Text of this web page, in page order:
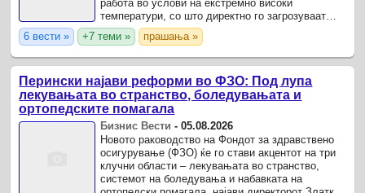
работа во услови на екстремно високи
температури, со што директно го загрозуваат
здравјето на вработените.
6 вести » +7 теми » прашања »
Перински најави реформи во ФЗО: Под лупа
лекувањата во странство, боледувањата и
ортопедските помагала
Бизнис Вести -05.08.2026
Новото раководство на Фондот за здравствено
осигурување (ФЗО) ќе го стави акцентот на три
клучни области – лекувањата во странство,
системот на боледувања и набавката на